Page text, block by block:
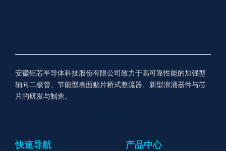
安徽钜芯半导体科技股份有限公司致力于高可靠性能的加强型
轴向二极管、节能型表面贴片桥式整流器、新型浪涌器件与芯
片的研发与制造。
快速导航 产品中心